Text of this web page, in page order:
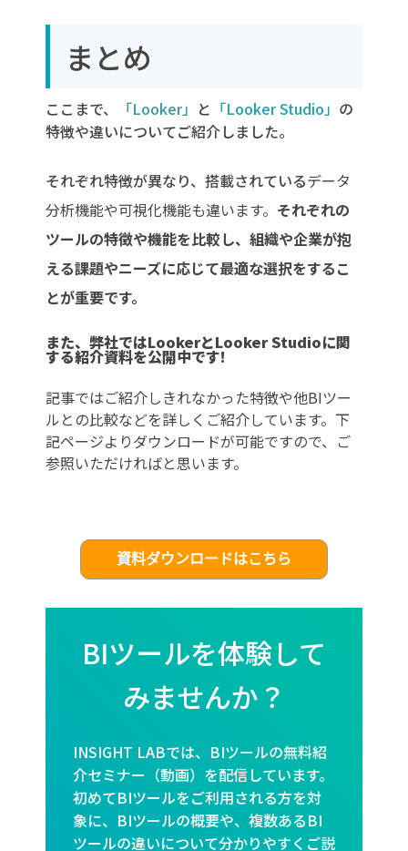
まとめ
ここまで、 「Looker」 と 「Looker Studio」 の
特徴や違いについてご紹介しました。
それぞれ特徴が異なり、搭載されているデータ
分析機能や可視化機能も違います。 それぞれの
ツールの特徴や機能を比較し、組織や企業が抱
える課題やニーズに応じて最適な選択をするこ
とが重要です。
また、弊社ではLookerとLooker Studioに関
する紹介資料を公開中です!
記事ではご紹介しきれなかった特徴や他BIツー
ルとの比較などを詳しくご紹介しています。下
記ページよりダウンロードが可能ですので、ご
参照いただければと思います。
BIツールを体験して
みませんか？
INSIGHT LABでは、BIツールの無料紹
介セミナー（動画）を配信しています。
初めてBIツールをご利用される方を対
象に、BIツールの概要や、複数あるBI
ツールの違いについて分かりやすくご説